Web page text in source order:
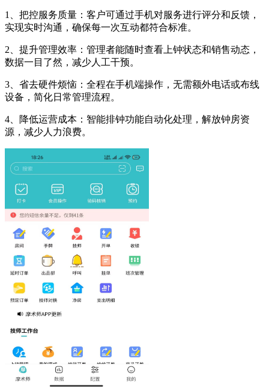
1、把控服务质量：客户可通过手机对服务进行评分和反馈，
实现实时沟通，确保每一次互动都符合标准。
2、提升管理效率：管理者能随时查看上钟状态和销售动态，
数据一目了然，减少人工干预。
3、省去硬件烦恼：全程在手机端操作，无需额外电话或布线
设备，简化日常管理流程。
4、降低运营成本：智能排钟功能自动化处理，解放钟房资
源，减少人力浪费。